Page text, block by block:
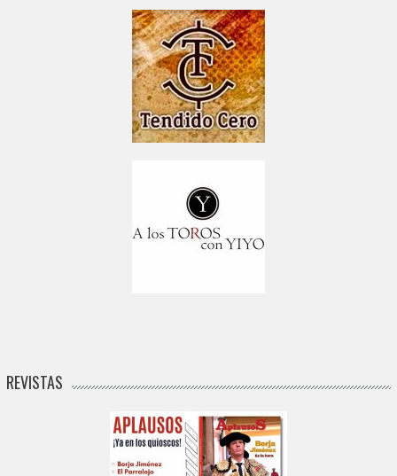
REVISTAS